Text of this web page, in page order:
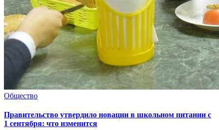
Общество
Правительство утвердило новации в школьном питании с
1 сентября: что изменится